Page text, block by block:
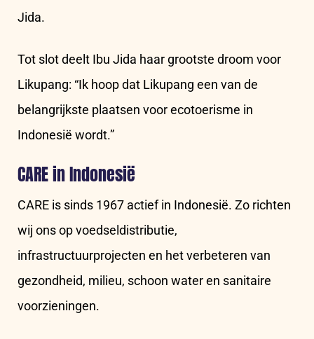
Jida.
Tot slot deelt Ibu Jida haar grootste droom voor
Likupang: “Ik hoop dat Likupang een van de
belangrijkste plaatsen voor ecotoerisme in
Indonesië wordt.”
CARE in Indonesië
CARE is sinds 1967 actief in Indonesië. Zo richten
wij ons op voedseldistributie,
infrastructuurprojecten en het verbeteren van
gezondheid, milieu, schoon water en sanitaire
voorzieningen.